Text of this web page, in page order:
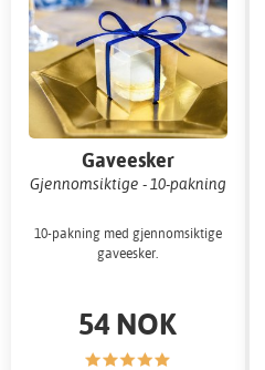
Gaveesker
Gjennomsiktige - 10-pakning
10-pakning med gjennomsiktige
gaveesker.
54 NOK